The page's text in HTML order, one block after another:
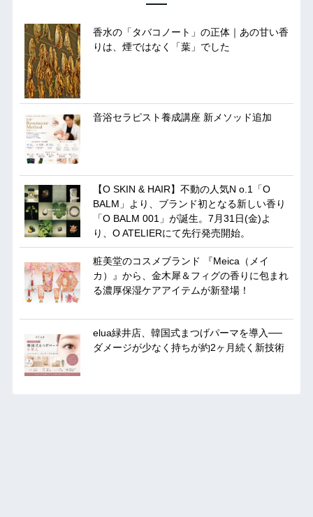
香水の「タバコノート」の正体｜あの甘い香
りは、煙ではなく「葉」でした
音浴セラピスト養成講座 新メソッド追加
【O SKIN & HAIR】不動の人気N o.1「O
BALM」より、ブランド初となる新しい香り
「O BALM 001」が誕生。7月31日(金)よ
り、O ATELIERにて先行発売開始。
粧美堂のコスメブランド 『Meica（メイ
カ）』から、金木犀＆フィグの香りに包まれ
る濃厚保湿ケアアイテムが新登場！
elua緑井店、韓国式まつげパーマを導入──
ダメージが少なく持ちが約2ヶ月続く新技術